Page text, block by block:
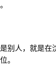
人，就是在
。